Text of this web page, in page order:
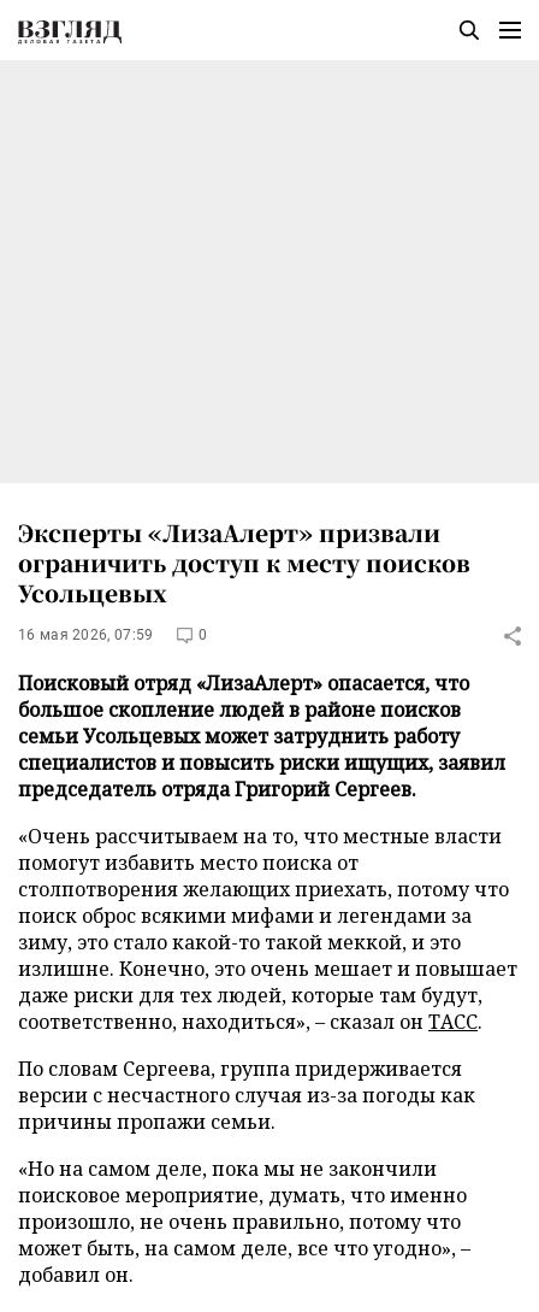
Эксперты «ЛизаАлерт» призвали
ограничить доступ к месту поисков
Усольцевых
16 мая 2026, 07:59 0
Поисковый отряд «ЛизаАлерт» опасается, что
большое скопление людей в районе поисков
семьи Усольцевых может затруднить работу
специалистов и повысить риски ищущих, заявил
председатель отряда Григорий Сергеев.
«Очень рассчитываем на то, что местные власти
помогут избавить место поиска от
столпотворения желающих приехать, потому что
поиск оброс всякими мифами и легендами за
зиму, это стало какой-то такой меккой, и это
излишне. Конечно, это очень мешает и повышает
даже риски для тех людей, которые там будут,
соответственно, находиться», – сказал он ТАСС.
По словам Сергеева, группа придерживается
версии с несчастного случая из-за погоды как
причины пропажи семьи.
«Но на самом деле, пока мы не закончили
поисковое мероприятие, думать, что именно
произошло, не очень правильно, потому что
может быть, на самом деле, все что угодно», –
добавил он.